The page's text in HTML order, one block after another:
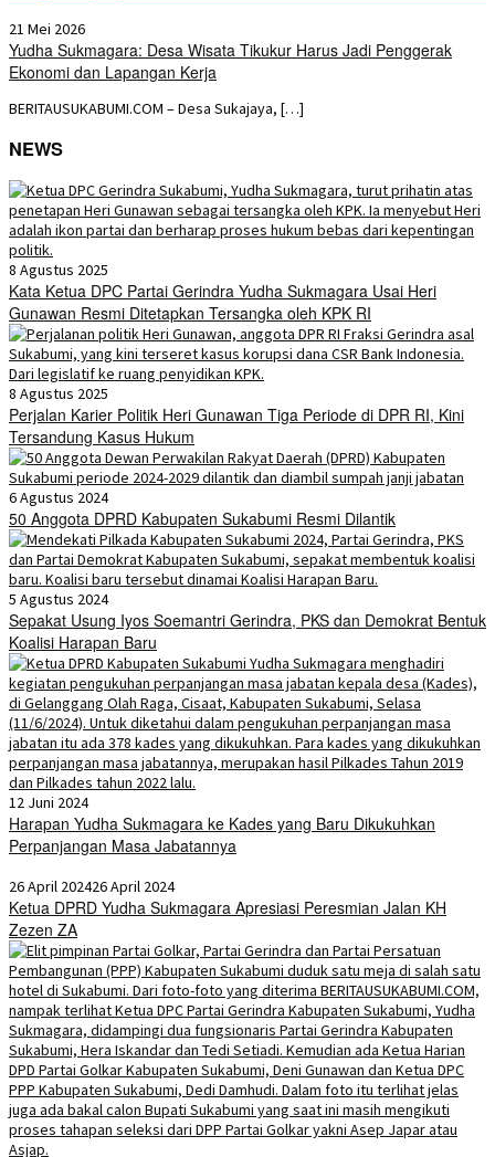
21 Mei 2026
Yudha Sukmagara: Desa Wisata Tikukur Harus Jadi Penggerak
Ekonomi dan Lapangan Kerja
BERITAUSUKABUMI.COM – Desa Sukajaya, […]
NEWS
8 Agustus 2025
Kata Ketua DPC Partai Gerindra Yudha Sukmagara Usai Heri
Gunawan Resmi Ditetapkan Tersangka oleh KPK RI
8 Agustus 2025
Perjalan Karier Politik Heri Gunawan Tiga Periode di DPR RI, Kini
Tersandung Kasus Hukum
6 Agustus 2024
50 Anggota DPRD Kabupaten Sukabumi Resmi Dilantik
5 Agustus 2024
Sepakat Usung Iyos Soemantri Gerindra, PKS dan Demokrat Bentuk
Koalisi Harapan Baru
12 Juni 2024
Harapan Yudha Sukmagara ke Kades yang Baru Dikukuhkan
Perpanjangan Masa Jabatannya
26 April 202426 April 2024
Ketua DPRD Yudha Sukmagara Apresiasi Peresmian Jalan KH
Zezen ZA